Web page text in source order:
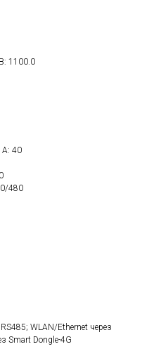
1100.0
А: 40
480
WLAN/Ethernet через
Smart Dongle-4G